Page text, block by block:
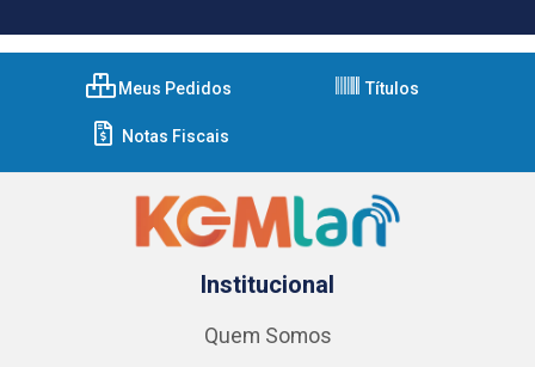
Meus Pedidos Títulos
Notas Fiscais
Institucional
Quem Somos